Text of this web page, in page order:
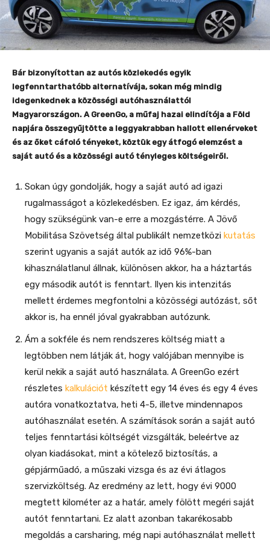
Bár bizonyítottan az autós közlekedés egyik
legfenntarthatóbb alternatívája, sokan még mindig
idegenkednek a közösségi autóhasználattól
Magyarországon. A GreenGo, a műfaj hazai elindítója a Föld
napjára összegyűjtötte a leggyakrabban hallott ellenérveket
és az őket cáfoló tényeket, köztük egy átfogó elemzést a
saját autó és a közösségi autó tényleges költségeiről.
Sokan úgy gondolják, hogy a saját autó ad igazi
rugalmasságot a közlekedésben. Ez igaz, ám kérdés,
hogy szükségünk van-e erre a mozgástérre. A Jövő
Mobilitása Szövetség által publikált nemzetközi kutatás
szerint ugyanis a saját autók az idő 96%-ban
kihasználatlanul állnak, különösen akkor, ha a háztartás
egy második autót is fenntart. Ilyen kis intenzitás
mellett érdemes megfontolni a közösségi autózást, sőt
akkor is, ha ennél jóval gyakrabban autózunk.
Ám a sokféle és nem rendszeres költség miatt a
legtöbben nem látják át, hogy valójában mennyibe is
kerül nekik a saját autó használata. A GreenGo ezért
részletes kalkulációt készített egy 14 éves és egy 4 éves
autóra vonatkoztatva, heti 4-5, illetve mindennapos
autóhasználat esetén. A számítások során a saját autó
teljes fenntartási költségét vizsgálták, beleértve az
olyan kiadásokat, mint a kötelező biztosítás, a
gépjárműadó, a műszaki vizsga és az évi átlagos
szervizköltség. Az eredmény az lett, hogy évi 9000
megtett kilométer az a határ, amely fölött megéri saját
autót fenntartani. Ez alatt azonban takarékosabb
megoldás a carsharing, még napi autóhasználat mellett